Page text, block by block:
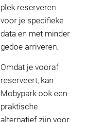
plek reserveren
voor je specifieke
data en met minder
gedoe arriveren.
Omdat je vooraf
reserveert, kan
Mobypark ook een
praktische
alternatief zijn voor